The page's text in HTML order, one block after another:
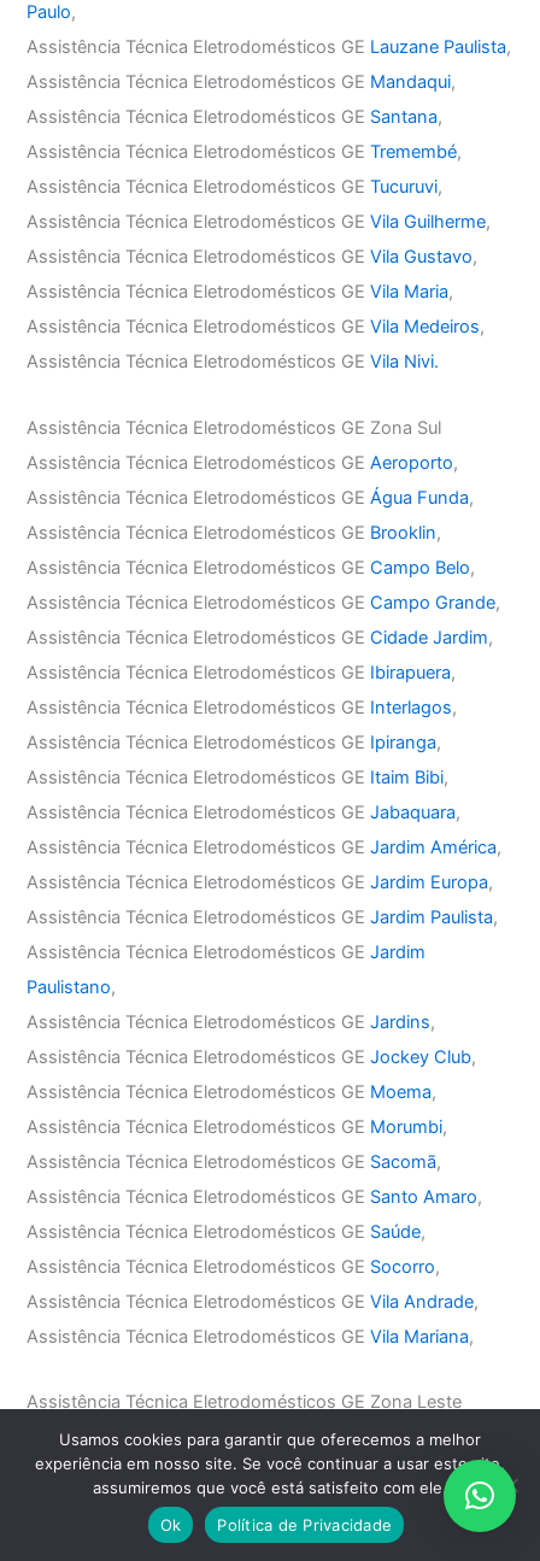
Paulo,
Assistência Técnica Eletrodomésticos GE Lauzane Paulista,
Assistência Técnica Eletrodomésticos GE Mandaqui,
Assistência Técnica Eletrodomésticos GE Santana,
Assistência Técnica Eletrodomésticos GETremembé,
Assistência Técnica Eletrodomésticos GETucuruvi,
Assistência Técnica Eletrodomésticos GEVila Guilherme,
Assistência Técnica Eletrodomésticos GEVila Gustavo,
Assistência Técnica Eletrodomésticos GEVila Maria,
Assistência Técnica Eletrodomésticos GEVila Medeiros,
Assistência Técnica Eletrodomésticos GEVila Nivi.
Assistência Técnica Eletrodomésticos GE Zona Sul
Assistência Técnica Eletrodomésticos GEAeroporto,
Assistência Técnica Eletrodomésticos GEÁgua Funda,
Assistência Técnica Eletrodomésticos GE Brooklin,
Assistência Técnica Eletrodomésticos GECampo Belo,
Assistência Técnica Eletrodomésticos GECampo Grande,
Assistência Técnica Eletrodomésticos GECidade Jardim,
Assistência Técnica Eletrodomésticos GE Ibirapuera,
Assistência Técnica Eletrodomésticos GE Interlagos,
Assistência Técnica Eletrodomésticos GE Ipiranga,
Assistência Técnica Eletrodomésticos GE Itaim Bibi,
Assistência Técnica Eletrodomésticos GEJabaquara,
Assistência Técnica Eletrodomésticos GEJardim América,
Assistência Técnica Eletrodomésticos GEJardim Europa,
Assistência Técnica Eletrodomésticos GEJardim Paulista,
Assistência Técnica Eletrodomésticos GEJardim
Paulistano,
Assistência Técnica Eletrodomésticos GEJardins,
Assistência Técnica Eletrodomésticos GEJockey Club,
Assistência Técnica Eletrodomésticos GE Moema,
Assistência Técnica Eletrodomésticos GE Morumbi,
Assistência Técnica Eletrodomésticos GE Sacomã,
Assistência Técnica Eletrodomésticos GE Santo Amaro,
Assistência Técnica Eletrodomésticos GE Saúde,
Assistência Técnica Eletrodomésticos GE Socorro,
Assistência Técnica Eletrodomésticos GEVila Andrade,
Assistência Técnica Eletrodomésticos GEVila Mariana,
Assistência Técnica Eletrodomésticos GE Zona Leste
Assistência Técnica Eletrodomésticos GEÁgua Rasa,
Assistência Técnica Eletrodomésticos GEAnália Franco
Assistência Técnica Eletrodomésticos GEAricanduva
,
Assistência Técnica Eletrodomésticos GEBelém
Usamos cookies para garantir que oferecemos a melhor
experiência em nosso site. Se você continuar a usar este site,
assumiremos que você está satisfeito com ele.
Ok
Política de Privacidade